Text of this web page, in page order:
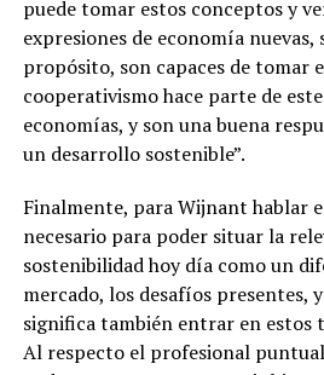
puede tomar estos conceptos y
expresiones de economía nuevas,
propósito, son capaces de tomar
cooperativismo hace parte de
economías, y son una buena
un desarrollo sostenible”.
Finalmente, para Wijnant hablar
necesario para poder situar la
sostenibilidad hoy día como un
mercado, los desafíos presentes,
significa también entrar en estos
Al respecto el profesional